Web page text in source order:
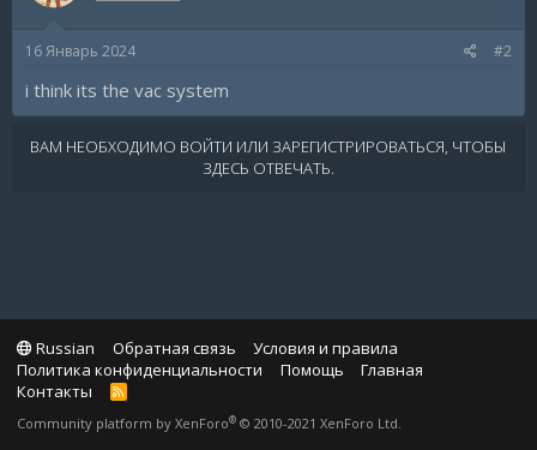
16 Январь 2024 #2
i think its the vac system
ВАМ НЕОБХОДИМО ВОЙТИ ИЛИ ЗАРЕГИСТРИРОВАТЬСЯ, ЧТОБЫ
ЗДЕСЬ ОТВЕЧАТЬ.
Russian Обратная связь
Условия и правила
Политика конфиденциальности
Помощь
Главная
Контакты
R
S
Community platform by XenForo® © 2010-2021 XenForo Ltd.